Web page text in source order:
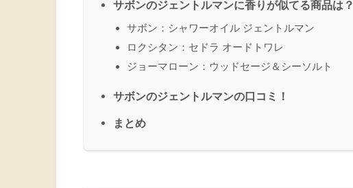
サボンのジェントルマンに香りが似てる商品は？
サボン：シャワーオイル ジェントルマン
ロクシタン：セドラ オードトワレ
ジョーマローン：ウッドセージ＆シーソルト
サボンのジェントルマンの口コミ！
まとめ